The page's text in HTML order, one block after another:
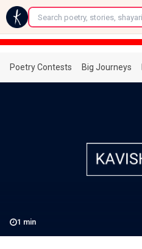
←
Poetry Contests Big Journeys
1 min